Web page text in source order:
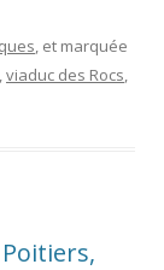
, et marquée
viaduc des Rocs